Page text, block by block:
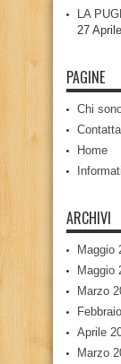
LA
27
PAGINE
Chi
Home
ARCHIVI
Maggio
Maggio
Marzo
Aprile
Marzo